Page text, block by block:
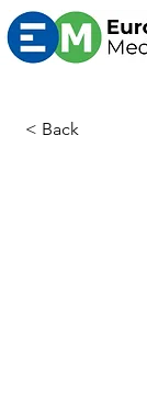
< Back